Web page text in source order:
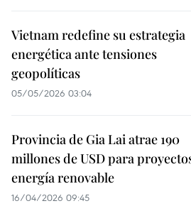
Vietnam redefine su estrategia
energética ante tensiones
geopolíticas
05/05/2026 03:04
Provincia de Gia Lai atrae 190
millones de USD para
energía renovable
16/04/2026 09:45